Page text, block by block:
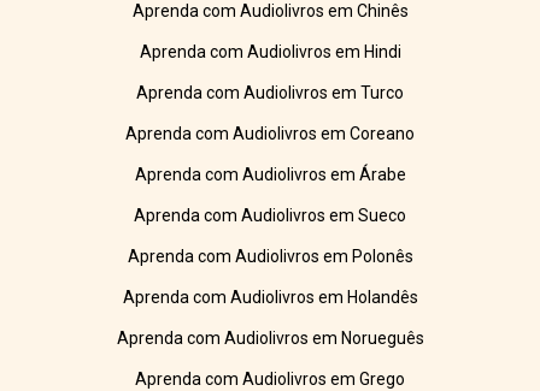
Aprenda com Audiolivros em Chinês
Aprenda com Audiolivros em Hindi
Aprenda com Audiolivros em Turco
Aprenda com Audiolivros em Coreano
Aprenda com Audiolivros em Árabe
Aprenda com Audiolivros em Sueco
Aprenda com Audiolivros em Polonês
Aprenda com Audiolivros em Holandês
Aprenda com Audiolivros em Norueguês
Aprenda com Audiolivros em Grego